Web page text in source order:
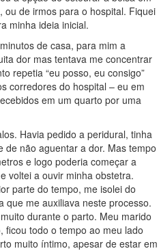
de irmos para o hospital. Fiquei
minha ideia inicial.
de casa, para mim a
dor mas tentava me concentrar
repetia “eu posso, eu consigo”
corredores do hospital – eu em
em um quarto por uma
Havia pedido a peridural, tinha
de não aguentar a dor. Mas tempo
e logo poderia começar a
voltei a ouvir minha obstetra.
parte do tempo, me isolei do
que me auxiliava neste processo.
durante o parto. Meu marido
ficou todo o tempo ao meu lado
muito íntimo, apesar de estar em